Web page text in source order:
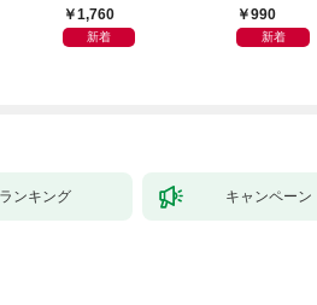
ダ
上
したくなる
1,760
新着
ン体質
990
新着
ランキング キャンペーン